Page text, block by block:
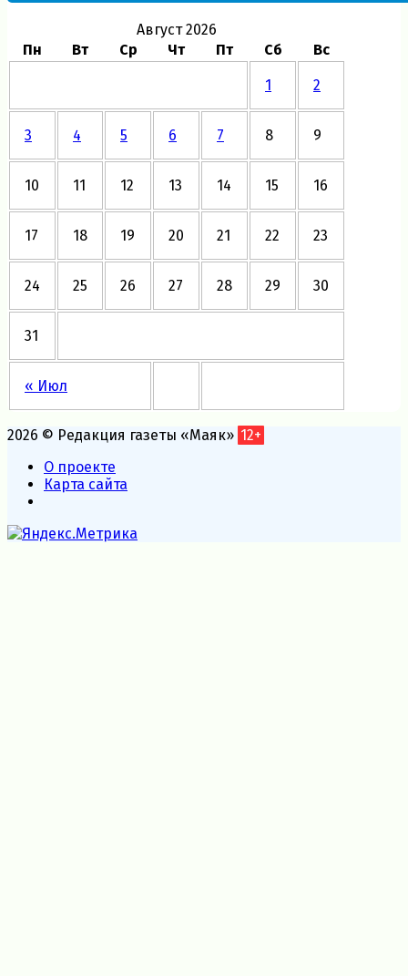
Август 2026
Пн
Вт Ср Чт Пт Сб Вс
« Июл
1 2
3 4 5 6 7 8 9
10 11 12 13 14 15 16
17 18 19 20 21 22 23
24 25 26 27 28 29 30
31
2026 © Редакция газеты «Маяк» 12+
О проекте
Карта сайта